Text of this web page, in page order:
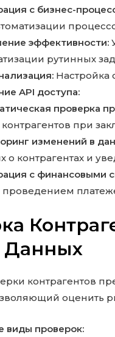
с бизнес-
эффективности:
рутинных
Настройка
API доступа:
проверка
при
изменений в
о контрагентах и
с финансовыми
проведением
Данных
контрагентов
оценить
виды проверок: